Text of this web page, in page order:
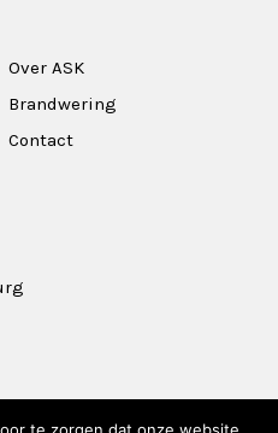
Over ASK
Brandwering
Contact